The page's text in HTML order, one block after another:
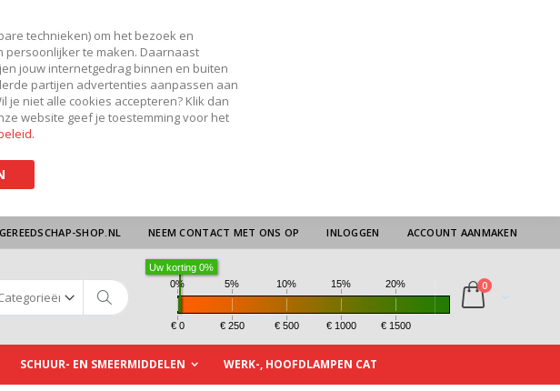
technieken) om het bezoek en
persoonlijker te maken. Daarnaast
jouw internetgedrag binnen en buiten
partijen advertenties aanpassen aan
je niet alle cookies accepteren? Klik dan
website geef je toestemming voor het
SHOP.NL NEEM CONTACT MET ONS OP INLOGGEN ACCOUNT AANMAKEN
kar
0producten
0% 5% 10% 15% 20%
Uw korting 0%
€ 0 € 250 € 500 € 1000 € 1500
SCHUUR- EN SMEERMIDDELEN WERK-, HOOFDLAMPEN CAT